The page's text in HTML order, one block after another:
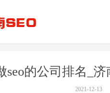
seo的公司排名_
2021-12-13